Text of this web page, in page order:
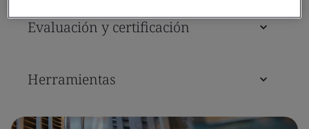
Evaluación y certificación
Herramientas